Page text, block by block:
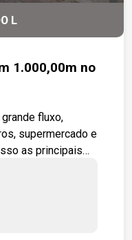
L
1.000,00m no
fluxo,
supermercado e
as principais